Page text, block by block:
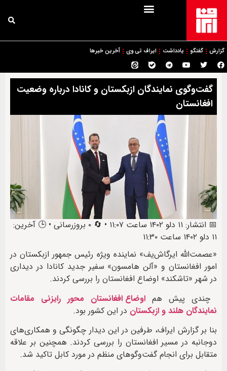
گزارش گفتگو یادداشت ایراف تی وی آخرین خبرها
گفت‌وگوی نمایندگان ازبکستان و کانادا درباره وضعیت
افغانستان
📅 انتشار: ۱۱ دلو ۱۴۰۲ ساعت ۱۱:۰۷ • 🔄 ۰ بروزرسانی • 🕒 آخرین:
۱۱ دلو ۱۴۰۲ ساعت ۱۱:۳۰
«عصمت‌الله ایرگاش‌یف» نماینده ویژه رئیس جمهور ازبکستان در
امور افغانستان و «آلن هامسون» سفیر جدید کانادا در دیداری
در شهر «تاشکند» اوضاع افغانستان را بررسی کردند.
چندی پیش هم اوضاع افغانستان محور رایزنی مقامات
نمایندگان هلند و ازبکستان در این کشور بود.
بنا بر گزارش ایراف، طرفین در این دیدار چگونگی و همکاری‌های
دوجانبه در مسیر افغانستان را بررسی کردند. همچنین بر علاقه
متقابل برای انجام گفت‌وگوهای منظم در مورد کابل تاکید شد.